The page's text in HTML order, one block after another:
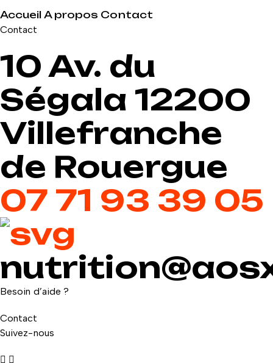
Accueil A propos Contact
Contact
10 Av. du
Ségala 12200
Villefranche
de Rouergue
07 71 93 39 05
Besoin d’aide ?
Contact
Suivez-nous